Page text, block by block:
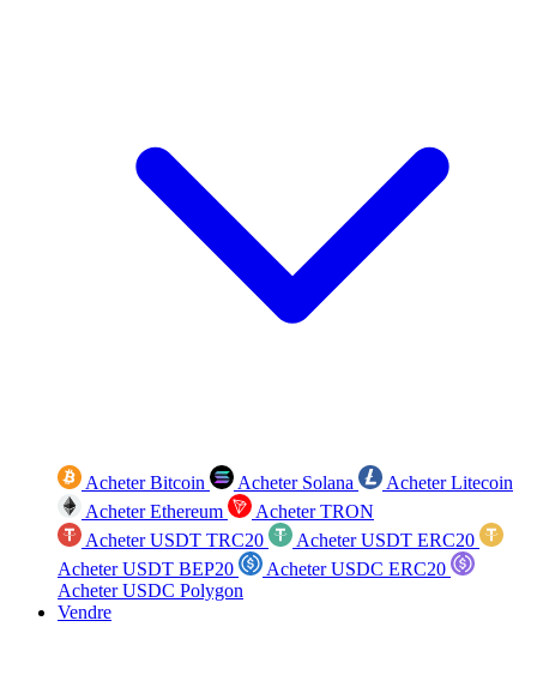
Acheter Bitcoin Acheter Solana
Acheter Litecoin
Acheter Ethereum
Acheter TRON
Acheter USDT TRC20
Acheter USDT ERC20
Acheter USDT BEP20
Acheter USDC ERC20
Acheter USDC Polygon
Vendre